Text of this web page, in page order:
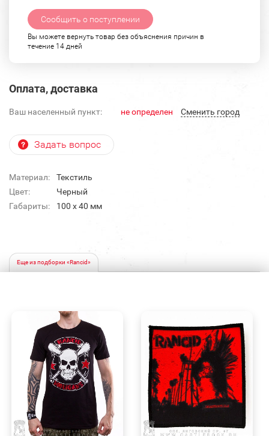
Сообщить о поступлении
Вы можете вернуть товар без объяснения причин в
течение 14 дней
Оплата, доставка
Ваш населенный пункт: не определен Cменить город
Задать вопрос
Материал:
Текстиль
Цвет:
Черный
Габариты:
100 x 40 мм
Еще из подборки «Rancid»